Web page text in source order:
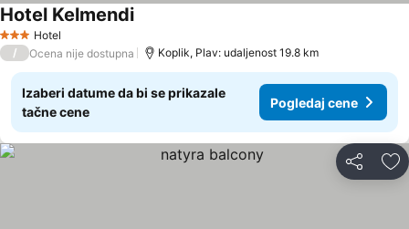
3 Zvezdice
Hotel
Hotel Kelmendi
/ Ocena nije dostupna Koplik, Plav: udaljenost 19.8 km
Izaberi datume da bi se prikazale
tačne cene
Pogledaj cene
Deli